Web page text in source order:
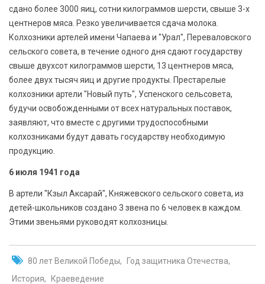
сдано более 3000 яиц, сотни килограммов шерсти, свыше 3-х
центнеров мяса. Резко увеличивается сдача молока.
Колхозники артелей имени Чапаева и "Урал", Переваловского
сельского совета, в течение одного дня сдают государству
свыше двухсот килограммов шерсти, 13 центнеров мяса,
более двух тысяч яиц и другие продукты. Престарелые
колхозники артели "Новый путь", Успенского сельсовета,
будучи освобожденными от всех натуральных поставок,
заявляют, что вместе с другими трудоспособными
колхозниками будут давать государству необходимую
продукцию.
6 июля 1941 года
В артели "Кзыл Аксарай", Княжевского сельского совета, из
детей-школьников создано 3 звена по 6 человек в каждом.
Этими звеньями руководят колхозницы.
80 лет Великой Победы
Год защитника Отечества
История
Краеведение